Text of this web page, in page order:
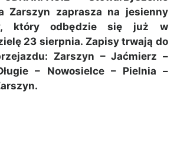
Zarszyn zaprasza na jesienny
który odbędzie się już w
23 sierpnia. Zapisy trwają do
Zarszyn – Jaćmierz –
– Nowosielce – Pielnia –